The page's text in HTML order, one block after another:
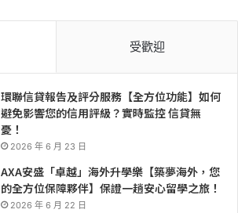
受歡迎
環聯信貸報告及評分服務【全方位功能】如何
避免影響您的信用評級？實時監控 信貸無
憂！
2026 年 6 月 23 日
AXA安盛「卓越」海外升學樂【築夢海外，您
的全方位保障夥伴】保證一趟安心留學之旅！
2026 年 6 月 22 日